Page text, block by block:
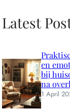
Latest
en
bij
na
1 April